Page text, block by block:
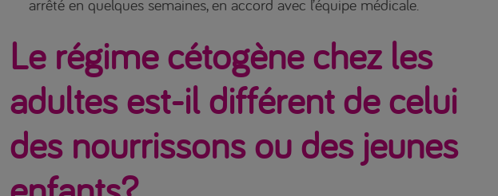
arrêté en quelques semaines, en accord avec l’équipe médicale.
Le régime cétogène chez les
adultes est-il différent de celui
des nourrissons ou des jeunes